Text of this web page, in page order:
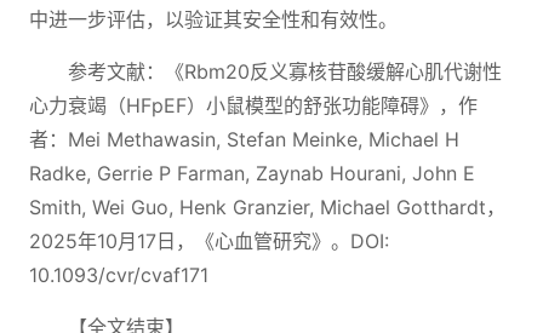
中进一步评估，以验证其安全性和有效性。
参考文献：《Rbm20反义寡核苷酸缓解心肌代谢性
心力衰竭（HFpEF）小鼠模型的舒张功能障碍》，作
者：Mei Methawasin, Stefan Meinke, Michael H
Radke, Gerrie P Farman, Zaynab Hourani, John E
Smith, Wei Guo, Henk Granzier, Michael Gotthardt，
2025年10月17日，《心血管研究》。DOI:
10.1093/cvr/cvaf171
【全文结束】